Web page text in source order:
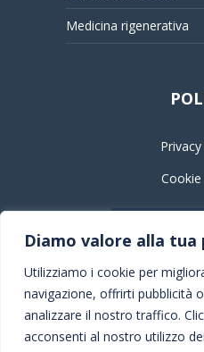
Diamo valore alla tua
Utilizziamo i cookie per
navigazione, offrirti pubblicità
analizzare il nostro traffico.
acconsenti al nostro utilizzo
Medicina rigenerativa
© Roberto De Filippis